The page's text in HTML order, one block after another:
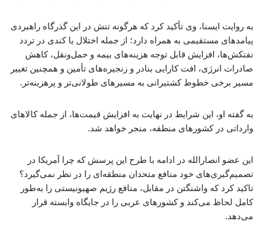
به روایت ایسنا، وی تأکید کرد که هرگونه تنش در این گذرگاه راهبردی
پیامدهای مستقیمی به همراه دارد؛ از جمله اختلال یا کندی در تردد
نفتکش‌ها، افزایش قابل توجه هزینه‌های بیمه و حمل‌ونقل، کاهش
صادرات انرژی، افت کارایی بنادر و زنجیره‌های تأمین و همچنین تغییر
مسیر برخی خطوط کشتیرانی به مسیرهای طولانی‌تر و پرهزینه‌تر.
به گفته او، این شرایط در نهایت به افزایش قیمت‌ها، از جمله کالاهای
وارداتی در کشورهای منطقه، منجر خواهد شد.
این عضو انصارالله در ادامه با طرح این پرسش که چرا آمریکا در
تصمیم‌گیری‌های خود منافع متحدان منطقه‌ای را در نظر نمی‌گیرد؟
تاکید کرد که واشنگتن در مقابل، منافع رژیم صهیونیستی را به‌طور
کامل لحاظ می‌کند و کشورهای عربی را در جایگاه وابسته قرار
می‌دهد.